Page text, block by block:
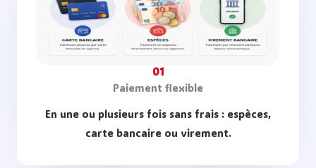
01
Paiement flexible
En une ou plusieurs fois sans frais : espèces,
carte bancaire ou virement.